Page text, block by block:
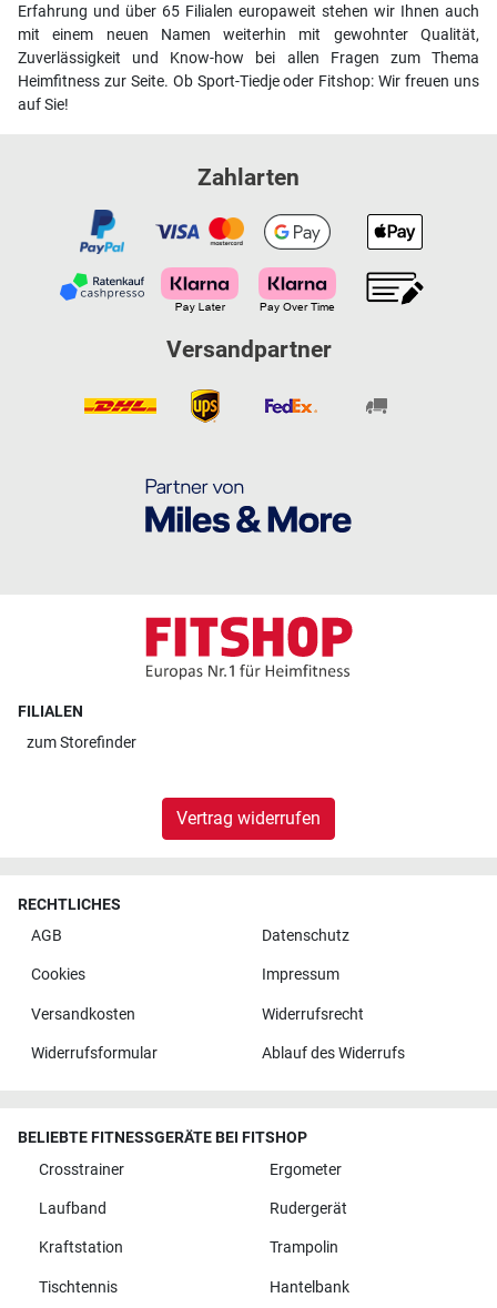
Erfahrung und über 65 Filialen europaweit stehen wir Ihnen auch
mit einem neuen Namen weiterhin mit gewohnter Qualität,
Zuverlässigkeit und Know-how bei allen Fragen zum Thema
Heimfitness zur Seite. Ob Sport-Tiedje oder Fitshop: Wir freuen uns
auf Sie!
Zahlarten
Versandpartner
FILIALEN
zumStorefinder
Vertrag widerrufen
RECHTLICHES
AGB
Datenschutz
Cookies Impressum
Versandkosten Widerrufsrecht
Widerrufsformular Ablauf des Widerrufs
BELIEBTE FITNESSGERÄTE BEI FITSHOP
Crosstrainer
Ergometer
Laufband Rudergerät
Kraftstation Trampolin
Tischtennis Hantelbank